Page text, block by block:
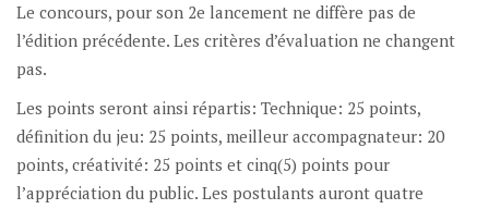
Le concours, pour son 2e lancement ne diffère pas de
l’édition précédente. Les critères d’évaluation ne changent
pas.
Les points seront ainsi répartis: Technique: 25 points,
définition du jeu: 25 points, meilleur accompagnateur: 20
points, créativité: 25 points et cinq(5) points pour
l’appréciation du public. Les postulants auront quatre